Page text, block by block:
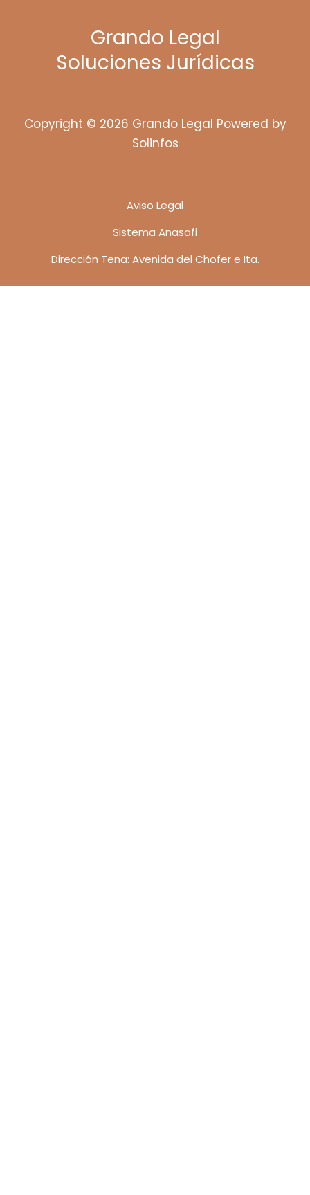
Grando Legal
Soluciones Jurídicas
Copyright © 2026 Grando Legal Powered by
Solinfos
Aviso Legal
Sistema Anasafi
Dirección Tena: Avenida del Chofer e Ita.